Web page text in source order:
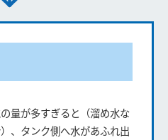
量が多すぎると（溜め水な
、タンク側へ水があふれ出